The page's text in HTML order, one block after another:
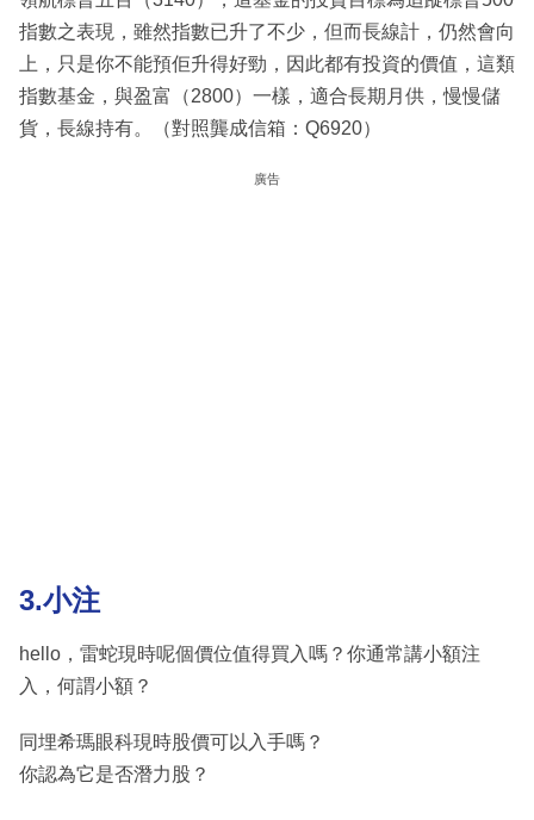
指數之表現，雖然指數已升了不少，但而長線計，仍然會向
上，只是你不能預佢升得好勁，因此都有投資的價值，這類
指數基金，與盈富（2800）一樣，適合長期月供，慢慢儲
貨，長線持有。（對照龔成信箱：Q6920）
廣告
3.小注
hello，雷蛇現時呢個價位值得買入嗎？你通常講小額注
入，何謂小額？
同埋希瑪眼科現時股價可以入手嗎？
你認為它是否潛力股？